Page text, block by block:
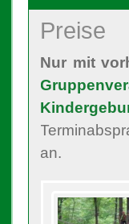
Preise
Nur mit
an.